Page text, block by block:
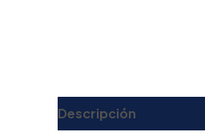
Descripción